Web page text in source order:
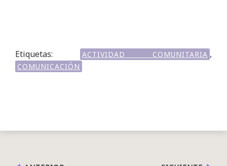
Etiquetas: ACTIVIDAD COMUNITARIA ,
COMUNICACIÓN